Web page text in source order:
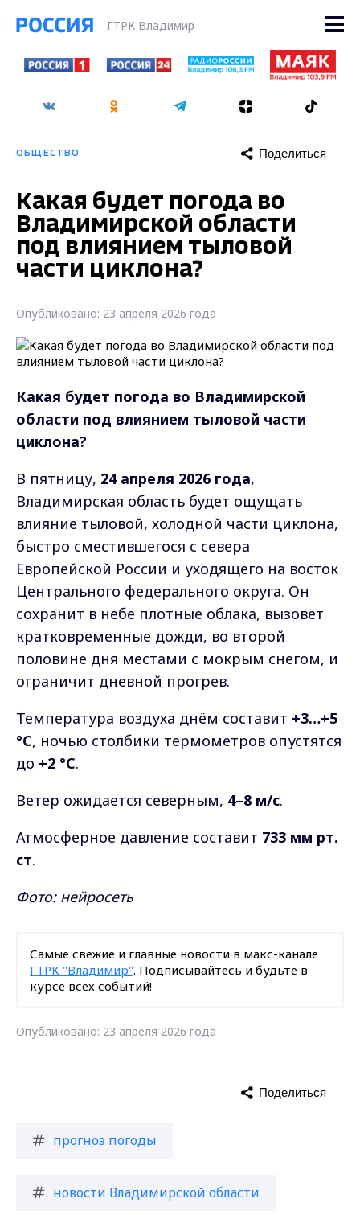
ГТРК Владимир
ОБЩЕСТВО Поделиться
Какая будет погода во
Владимирской области
под влиянием тыловой
части циклона?
Опубликовано: 23 апреля 2026 года
Какая будет погода во Владимирской
области под влиянием тыловой части
циклона?
В пятницу, 24 апреля 2026 года,
Владимирская область будет ощущать
влияние тыловой, холодной части циклона,
быстро сместившегося с севера
Европейской России и уходящего на восток
Центрального федерального округа. Он
сохранит в небе плотные облака, вызовет
кратковременные дожди, во второй
половине дня местами с мокрым снегом, и
ограничит дневной прогрев.
Температура воздуха днём составит +3…+5
°C, ночью столбики термометров опустятся
до +2 °C.
Ветер ожидается северным, 4–8 м/с.
Атмосферное давление составит 733 мм рт.
ст.
Фото: нейросеть
Самые свежие и главные новости в макс-канале
ГТРК "Владимир". Подписывайтесь и будьте в
курсе всех событий!
Опубликовано: 23 апреля 2026 года
прогноз погоды
новости Владимирской области
Поделиться